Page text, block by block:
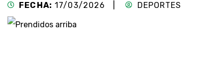
FECHA: 17/03/2026 | DEPORTES